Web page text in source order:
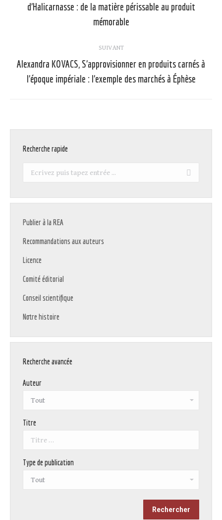
Article
précédent
d’Halicarnasse : de la matière périssable au produit
mémorable
SUIVANT
Article
suivant
Alexandra KOVACS, S’approvisionner en produits carnés à
l’époque impériale : l’exemple des marchés à Éphèse
Recherche rapide
Recherche
Publier à la REA
Recommandations aux auteurs
Licence
Comité éditorial
Conseil scientifique
Notre histoire
Recherche avancée
Auteur
Titre
Type de publication